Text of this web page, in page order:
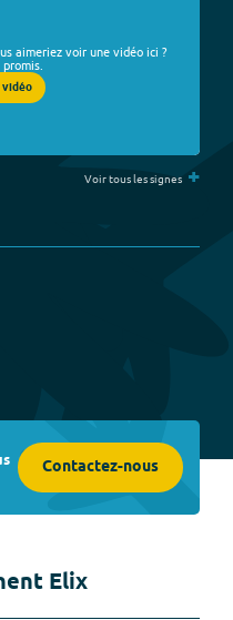
aimeriez voir une vidéo ici ?
vidéo
Voir tous les signes +
Contactez-nous
Elix